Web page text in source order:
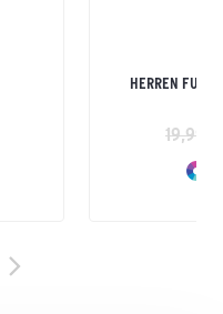
HERREN
19,99